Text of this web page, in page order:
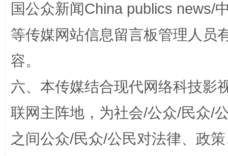
“蜀中异人”王建安的艺术幻境
国公众新闻China publics news/
等传媒网站信息留言板管理人员
容。
六、本传媒结合现代网络科技影
联网主阵地，为社会/公众/民众/
之间公众/民众/公民对法律、政